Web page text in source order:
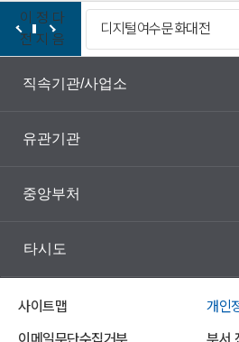
이
전
정
지
다
음
디지털여수문화대전
직속기관/사업소
유관기관
중앙부처
타시도
사이트맵
개인